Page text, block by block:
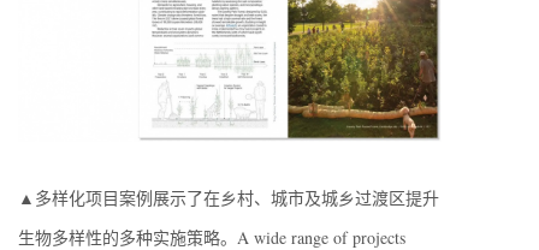
▲多样化项目案例展示了在乡村、城市及城乡过渡区提升
生物多样性的多种实施策略。A wide range of projects